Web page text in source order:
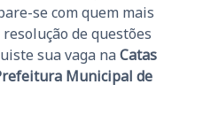
se com quem mais
de questões
sua vaga na Catas
Municipal de